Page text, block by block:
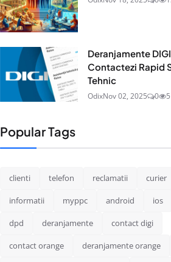
Deranjamente
Contactezi Rapid
Tehnic
OdixNov 02, 2025 0 5
Popular Tags
clienti telefon reclamatii curier
informatii myppc android ios
dpd deranjamente contact digi
contact orange deranjamente orange